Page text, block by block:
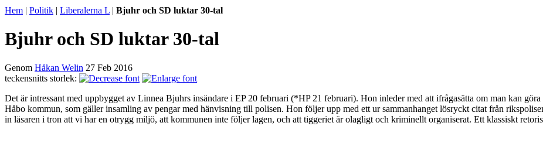
Hem | Politik | Liberalerna L | Bjuhr och SD luktar 30-tal
Bjuhr och SD luktar 30-tal
Genom Håkan Welin 27 Feb 2016
teckensnitts storlek:
Det är intressant med uppbygget av Linnea Bjuhrs insändare i EP 20 februari (*HP 21 februari). Hon inleder med att ifrågasätta om man kan
Håbo kommun, som gäller insamling av pengar med hänvisning till polisen. Hon följer upp med ett ur sammanhanget lösryckt citat från
in läsaren i tron att vi har en otrygg miljö, att kommunen inte följer lagen, och att tiggeriet är olagligt och kriminellt organiserat. Ett klassiskt